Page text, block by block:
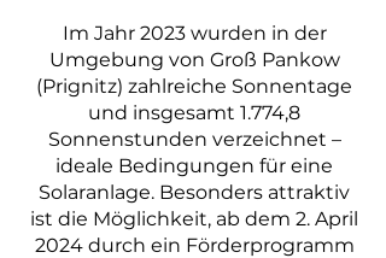
Im Jahr 2023 wurden in der
Umgebung von Groß Pankow
(Prignitz) zahlreiche Sonnentage
und insgesamt 1.774,8
Sonnenstunden verzeichnet –
ideale Bedingungen für eine
Solaranlage. Besonders attraktiv
ist die Möglichkeit, ab dem 2. April
2024 durch ein Förderprogramm